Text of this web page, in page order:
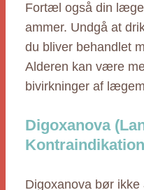
Fortæl også din
ammer. Undgå at
du bliver behandlet
Alderen kan være
bivirkninger af
Digoxanova
Digoxanova bør